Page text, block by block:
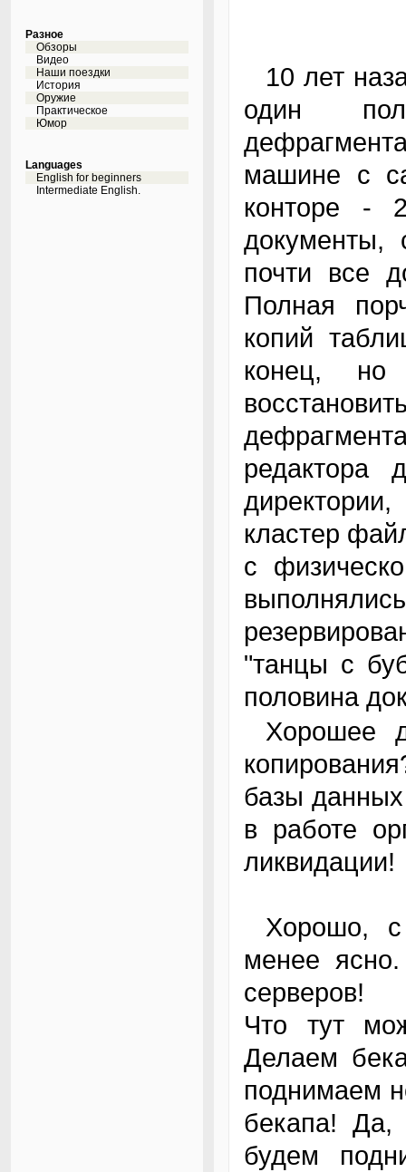
Разное
Обзоры
Видео
Наши поездки
История
Оружие
Практическое
Юмор
Languages
English for beginners
Intermediate English.
10 лет назад на одной из моих прошлых работ
один
машине с
конторе -
документы,
почти все
Полная
копий
конец, но
редактора
кластер
с
"танцы с
половина
Хорошее доказательство пользы резервного
базы
в работе
ликвидации!
Хорошо, с резервным копированием более-
менее
серверов!
Что тут
Делаем
поднимаем
бекапа!
будем